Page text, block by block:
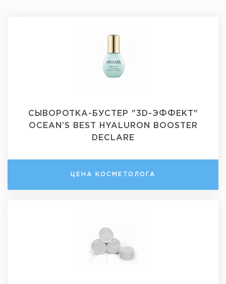
СЫВОРОТКА-БУСТЕР "3D-ЭФФЕКТ"
OCEAN’S BEST HYALURON BOOSTER
DECLARE
ЦЕНА КОСМЕТОЛОГА